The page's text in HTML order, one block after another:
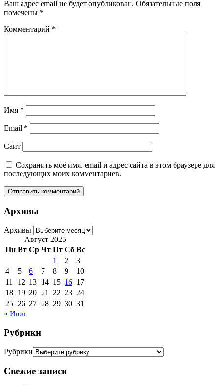
Ваш адрес email не будет опубликован. Обязательные поля
помечены *
Комментарий *
Имя *
Email *
Сайт
Сохранить моё имя, email и адрес сайта в этом браузере для
последующих моих комментариев.
Архивы
Архивы
Август 2025
Пн Вт Ср Чт Пт Сб Вс
1
2
3
4
5 6 7 8 9
10
11
12 13 14 15 16 17
18 19 20 21 22 23 24
25 26 27 28 29 30 31
« Июл
Рубрики
Рубрики
Свежие записи